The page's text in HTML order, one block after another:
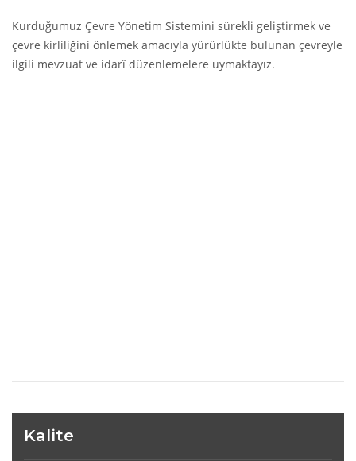
Kurduğumuz Çevre Yönetim Sistemini sürekli geliştirmek ve
çevre kirliliğini önlemek amacıyla yürürlükte bulunan çevreyle
ilgili mevzuat ve idarî düzenlemelere uymaktayız.
Kalite